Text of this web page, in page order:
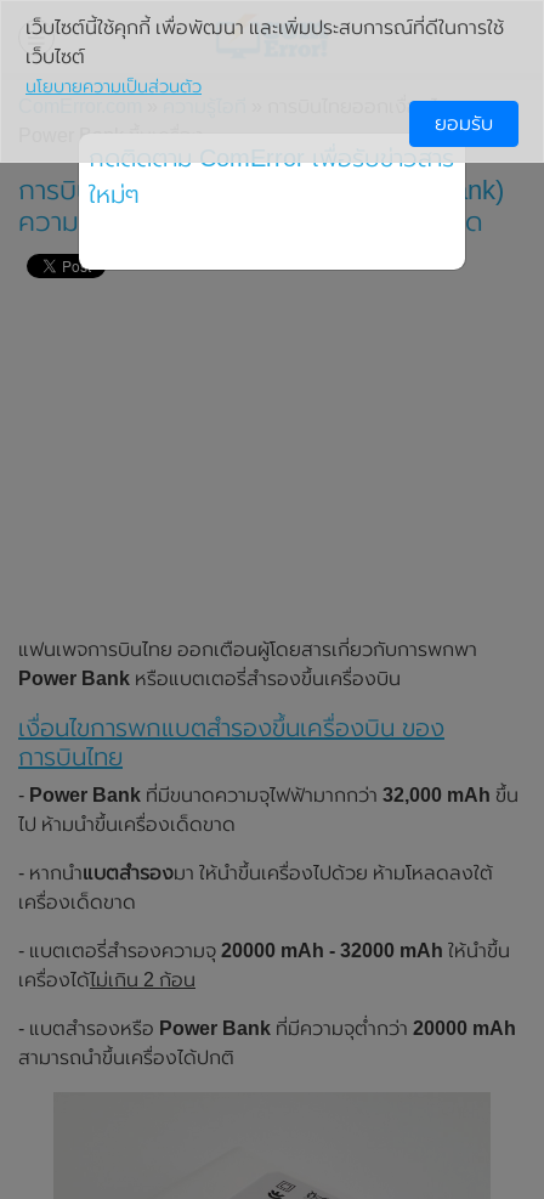
» การบินไทยออกเงื่อนไขการพก
การบินไทย ห้ามนำแบตสำรอง (Power Bank)
ความจุเกิน 32,000 mAh ขึ้นเครื่องเด็ดขาด
แฟนเพจการบินไทย ออกเตือนผู้โดยสารเกี่ยวกับการพกพา
Power Bank หรือแบตเตอรี่สำรองขึ้นเครื่องบิน
เงื่อนไขการพกแบตสำรองขึ้นเครื่องบิน ของ
การบินไทย
- Power Bank ที่มีขนาดความจุไฟฟ้ามากกว่า 32,000 mAh ขึ้น
ไป ห้ามนำขึ้นเครื่องเด็ดขาด
- หากนำแบตสำรองมา ให้นำขึ้นเครื่องไปด้วย ห้ามโหลดลงใต้
เครื่องเด็ดขาด
- แบตเตอรี่สำรองความจุ 20000 mAh - 32000 mAh ให้นำขึ้น
เครื่องได้ไม่เกิน 2 ก้อน
- แบตสำรองหรือ Power Bank ที่มีความจุต่ำกว่า 20000 mAh
สามารถนำขึ้นเครื่องได้ปกติ
เว็บไซต์นี้ใช้คุกกี้ เพื่อพัฒนา และเพิ่มประสบการณ์ที่ดีในการใช้
เว็บไซต์
นโยบายความเป็นส่วนตัว
ยอมรับ
กดติดตาม ComError เพื่อรับข่าวสาร
ใหม่ๆ